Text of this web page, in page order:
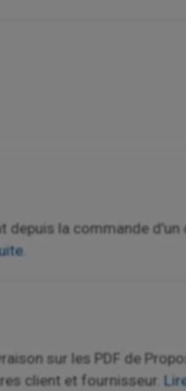
la commande d'un
sur les PDF de
client et fournisseur.